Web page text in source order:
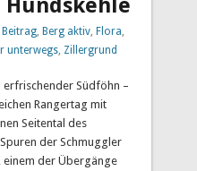
, Berg aktiv, Flora
unterwegs, Zillergrund
erfrischender Südföhn –
Rangertag mit
Seitental des
der Schmuggler
einem der Übergänge